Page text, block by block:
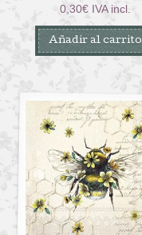
0,30€ IVA incl.
Añadir al carrito